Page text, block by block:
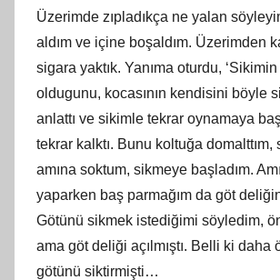
Üzerimde zıpladıkça ne yalan
aldım ve içine boşaldım. Üzerimden
sigara yaktık. Yanıma oturdu,
oldugunu, kocasının kendisini böyle
anlattı ve sikimle tekrar oynamaya
tekrar kalktı. Bunu koltuğa
amına soktum, sikmeye başladım.
yaparken baş parmağım da göt
Götünü sikmek istediğimi söyledim,
ama göt deliği açılmıştı. Belli ki daha
götünü siktirmişti…